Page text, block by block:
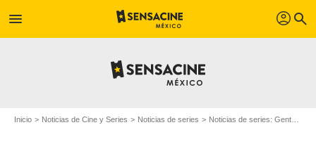
menu profil search
Inicio Noticias de Cine y Series Noticias de series Noticias de series: Gente